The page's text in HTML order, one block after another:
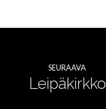
SEURAAVA
Leipäkirkko